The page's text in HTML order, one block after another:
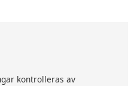
kontrolleras av